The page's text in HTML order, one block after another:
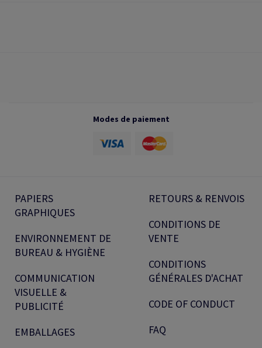
Modes de paiement
PAPIERS
GRAPHIQUES
ENVIRONNEMENT DE
BUREAU & HYGIÈNE
COMMUNICATION
VISUELLE &
PUBLICITÉ
EMBALLAGES
RETOURS & RENVOIS
CONDITIONS DE
VENTE
CONDITIONS
GÉNÉRALES D'ACHAT
CODE OF CONDUCT
FAQ